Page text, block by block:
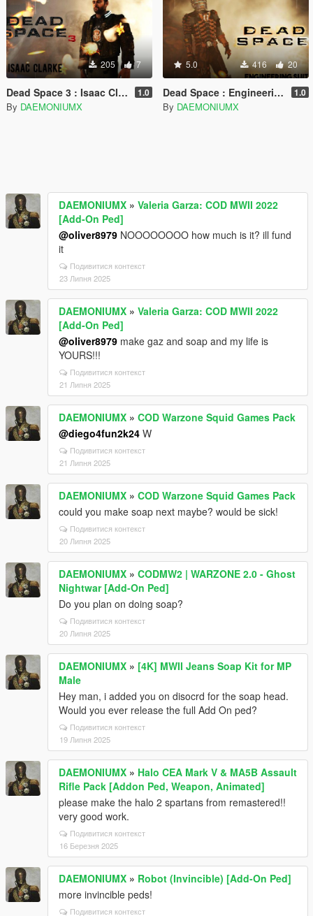
205 7
Dead Space 3 : Isaac Clarke 1.0
By DAEMONIUMX
5.0 416 20
Dead Space : Engineering Suit 1.0
By DAEMONIUMX
DAEMONIUMX » Valeria Garza: COD MWII 2022
[Add-On Ped]
@oliver8979 NOOOOOOOO how much is it? ill fund
it
Подивитися контекст
23 Липня 2025
DAEMONIUMX » Valeria Garza: COD MWII 2022
[Add-On Ped]
@oliver8979 make gaz and soap and my life is
YOURS!!!
Подивитися контекст
21 Липня 2025
DAEMONIUMX » COD Warzone Squid Games Pack
@diego4fun2k24 W
Подивитися контекст
21 Липня 2025
DAEMONIUMX » COD Warzone Squid Games Pack
could you make soap next maybe? would be sick!
Подивитися контекст
20 Липня 2025
DAEMONIUMX » CODMW2 | WARZONE 2.0 - Ghost
Nightwar [Add-On Ped]
Do you plan on doing soap?
Подивитися контекст
20 Липня 2025
DAEMONIUMX » [4K] MWII Jeans Soap Kit for MP
Male
Hey man, i added you on disocrd for the soap head.
Would you ever release the full Add On ped?
Подивитися контекст
19 Липня 2025
DAEMONIUMX » Halo CEA Mark V & MA5B Assault
Rifle Pack [Addon Ped, Weapon, Animated]
please make the halo 2 spartans from remastered!!
very good work.
Подивитися контекст
16 Березня 2025
DAEMONIUMX » Robot (Invincible) [Add-On Ped]
more invincible peds!
Подивитися контекст